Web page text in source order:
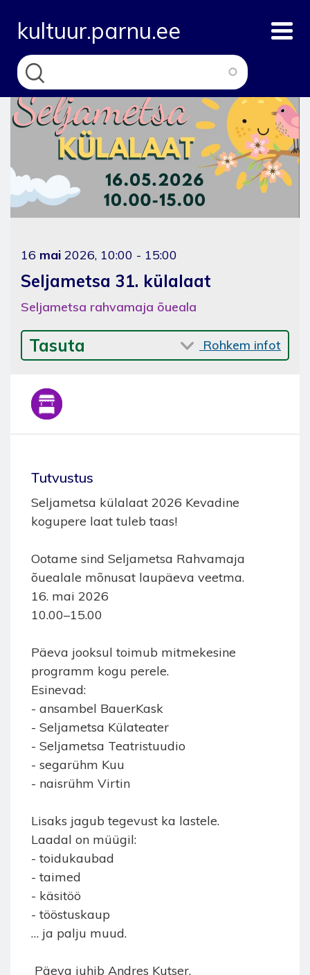
main
content
kultuur.parnu.ee
16 mai 2026, 10:00 - 15:00
Seljametsa 31. külalaat
Seljametsa rahvamaja õueala
Tasuta Rohkem infot
Тutvustus
Seljametsa külalaat 2026 Kevadine
kogupere laat tuleb taas!
Ootame sind Seljametsa Rahvamaja
õuealale mõnusat laupäeva veetma.
16. mai 2026
10.00–15.00
Päeva jooksul toimub mitmekesine
programm kogu perele.
Esinevad:
- ansambel BauerKask
- Seljametsa Külateater
- Seljametsa Teatristuudio
- segarühm Kuu
- naisrühm Virtin
Lisaks jagub tegevust ka lastele.
Laadal on müügil:
- toidukaubad
- taimed
- käsitöö
- tööstuskaup
… ja palju muud.
Päeva juhib Andres Kutser.